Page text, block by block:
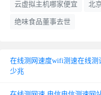
云虚拟主机哪家便宜 北
绝味食品董事去世
在线测网速度wifi测速在线测
少兆